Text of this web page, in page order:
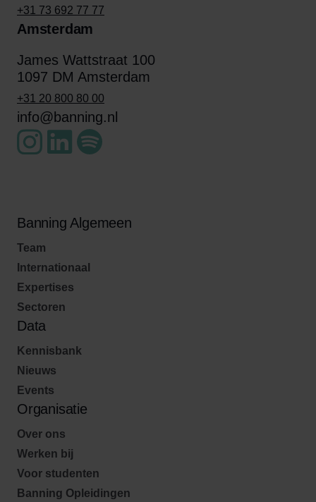
+31 73 692 77 77
Amsterdam
James Wattstraat 100
1097 DM Amsterdam
+31 20 800 80 00
info@banning.nl
Banning Algemeen
Team
Internationaal
Expertises
Sectoren
Data
Kennisbank
Nieuws
Events
Organisatie
Over ons
Werken bij
Voor studenten
Banning Opleidingen